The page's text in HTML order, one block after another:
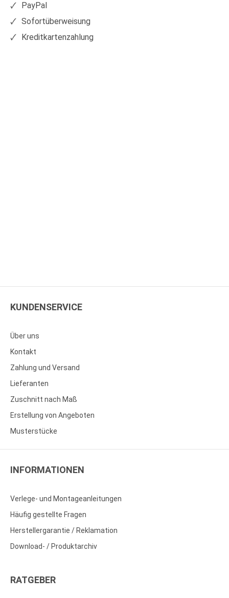
PayPal
Sofortüberweisung
Kreditkartenzahlung
KUNDENSERVICE
Über uns
Kontakt
Zahlung und Versand
Lieferanten
Zuschnitt nach Maß
Erstellung von Angeboten
Musterstücke
INFORMATIONEN
Verlege- und Montageanleitungen
Häufig gestellte Fragen
Herstellergarantie / Reklamation
Download- / Produktarchiv
RATGEBER